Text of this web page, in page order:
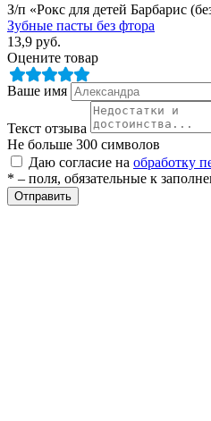
З/п «Рокс для детей Барбарис
Зубные пасты без фтора
13,9 руб.
Оцените товар
Ваше имя
Текст отзыва
Не больше 300 символов
Даю согласие на обработку
* – поля, обязательные к
Отправить